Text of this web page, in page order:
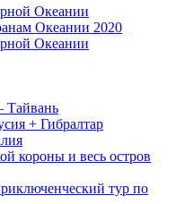
Океании
Океании 2020
Океании
Тайвань
+ Гибралтар
короны и весь остров
тур по